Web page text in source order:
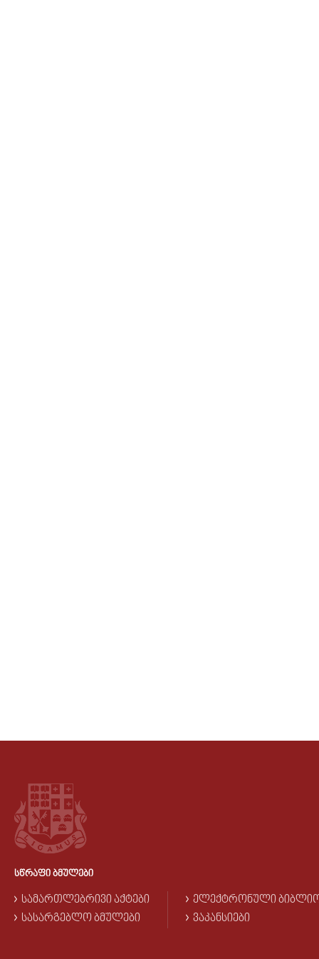
ᲡᲬᲠᲐᲤᲘ ᲑᲛᲣᲚᲔᲑᲘ
ᲡᲐᲛᲐᲠᲗᲚᲔᲑᲠᲘᲕᲘ ᲐᲥᲢᲔᲑᲘ
ᲡᲐᲡᲐᲠᲒᲔᲑᲚᲝ ᲑᲛᲣᲚᲔᲑᲘ
ᲔᲚᲔᲥᲢᲠᲝᲜᲣᲚᲘ
ᲕᲐᲙᲐᲜᲡᲘᲔᲑᲘ